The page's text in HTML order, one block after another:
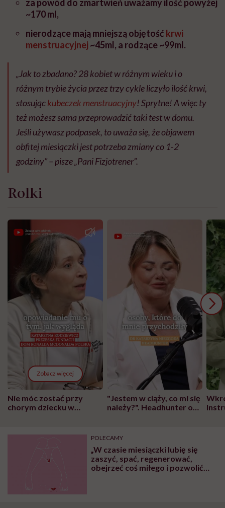
za powód do zmartwień uważamy ilość powyżej
~170 ml,
nierodzące mają mniejszą objętość krwi
menstruacyjnej ~45ml, a rodzące ~99ml.
„Jak to zbadano? 28 kobiet w różnym wieku i o
różnym trybie życia przez trzy cykle liczyło ilość krwi,
stosująckubeczek menstruacyjny! Sprytne! A więc ty
też możesz sama przeprowadzić taki test w domu.
Jeśli używasz podpasek, to uważa się, że objawem
obfitej miesiączki jest potrzeba zmiany co 1-2
godziny” – pisze „Pani Fizjotrener”.
Rolki
Zobacz więcej
Nie móc zostać przy
chorym dziecku w
może chyba tylko
"Jestem w ciąży, co mi się
należy?". Headhunter o
pracy
POLECAMY
„W czasie miesiączki lubię się
zaszyć, spać, regenerować,
obejrzeć coś miłego i pozwolić